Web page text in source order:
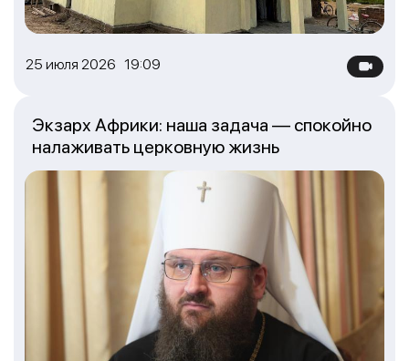
25 июля 2026 19:09
Экзарх Африки: наша задача — спокойно
налаживать церковную жизнь